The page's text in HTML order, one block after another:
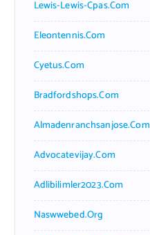
Lewis-Lewis-Cpas.com
Eleontennis.com
Cyetus.com
Bradfordshops.com
Almadenranchsanjose.com
Advocatevijay.com
Adlibilimler2023.com
Naswwebed.org